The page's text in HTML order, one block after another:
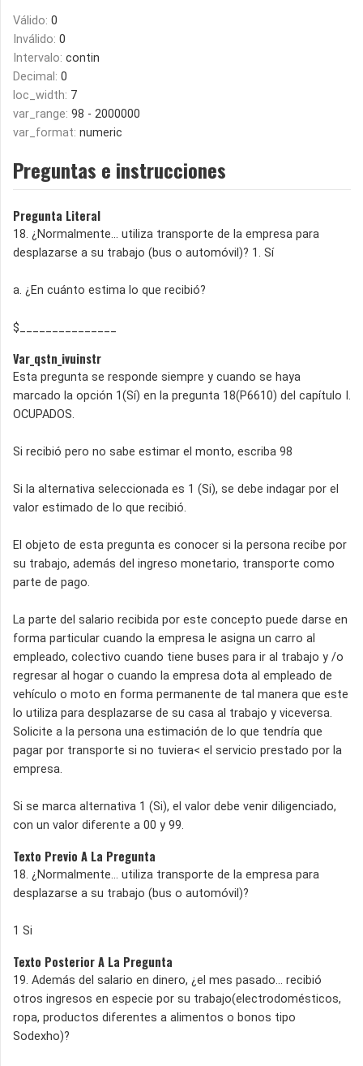
Válido: 0
Inválido: 0
Intervalo: contin
Decimal: 0
loc_width: 7
var_range: 98 - 2000000
var_format: numeric
Preguntas e instrucciones
Pregunta Literal
18. ¿Normalmente... utiliza transporte de la empresa para
desplazarse a su trabajo (bus o automóvil)? 1. Sí
a. ¿En cuánto estima lo que recibió?
$_______________
Var_qstn_ivuinstr
Esta pregunta se responde siempre y cuando se haya
marcado la opción 1(Sí) en la pregunta 18(P6610) del capítulo I.
OCUPADOS.
Si recibió pero no sabe estimar el monto, escriba 98
Si la alternativa seleccionada es 1 (Si), se debe indagar por el
valor estimado de lo que recibió.
El objeto de esta pregunta es conocer si la persona recibe por
su trabajo, además del ingreso monetario, transporte como
parte de pago.
La parte del salario recibida por este concepto puede darse en
forma particular cuando la empresa le asigna un carro al
empleado, colectivo cuando tiene buses para ir al trabajo y /o
regresar al hogar o cuando la empresa dota al empleado de
vehículo o moto en forma permanente de tal manera que este
lo utiliza para desplazarse de su casa al trabajo y viceversa.
Solicite a la persona una estimación de lo que tendría que
pagar por transporte si no tuviera< el servicio prestado por la
empresa.
Si se marca alternativa 1 (Si), el valor debe venir diligenciado,
con un valor diferente a 00 y 99.
Texto Previo A La Pregunta
18. ¿Normalmente... utiliza transporte de la empresa para
desplazarse a su trabajo (bus o automóvil)?
1 Si
Texto Posterior A La Pregunta
19. Además del salario en dinero, ¿el mes pasado... recibió
otros ingresos en especie por su trabajo(electrodomésticos,
ropa, productos diferentes a alimentos o bonos tipo
Sodexho)?